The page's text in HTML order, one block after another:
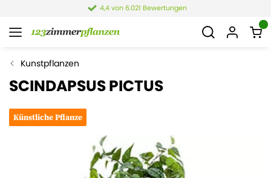
4,4 von 6.021 Bewertungen
Kunstpflanzen
SCINDAPSUS PICTUS
Künstliche Pflanze